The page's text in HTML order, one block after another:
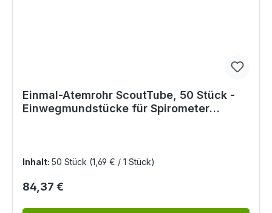
Einmal-Atemrohr ScoutTube, 50 Stück -
Einwegmundstücke für Spirometer
Inhalt: 50 Stück (1,69 € / 1 Stück)
Regulärer Preis:
84,37 €